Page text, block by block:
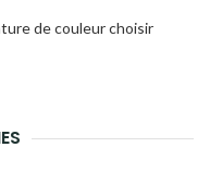
de couleur choisir